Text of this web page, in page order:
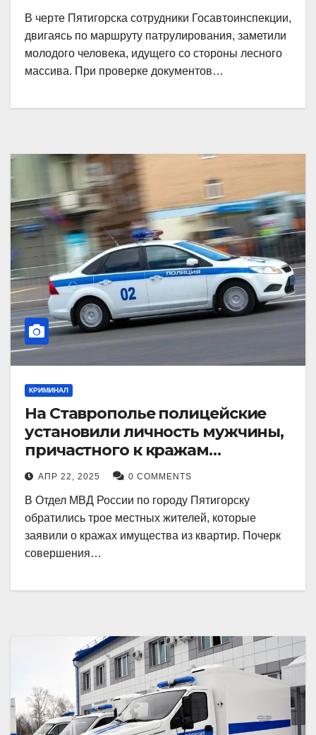
В черте Пятигорска сотрудники Госавтоинспекции,
двигаясь по маршруту патрулирования, заметили
молодого человека, идущего со стороны лесного
массива. При проверке документов…
КРИМИНАЛ
На Ставрополье полицейские
установили личность мужчины,
причастного к кражам
имущества из квартир в
Пятигорске
АПР 22, 2025 0 COMMENTS
В Отдел МВД России по городу Пятигорску
обратились трое местных жителей, которые
заявили о кражах имущества из квартир. Почерк
совершения…